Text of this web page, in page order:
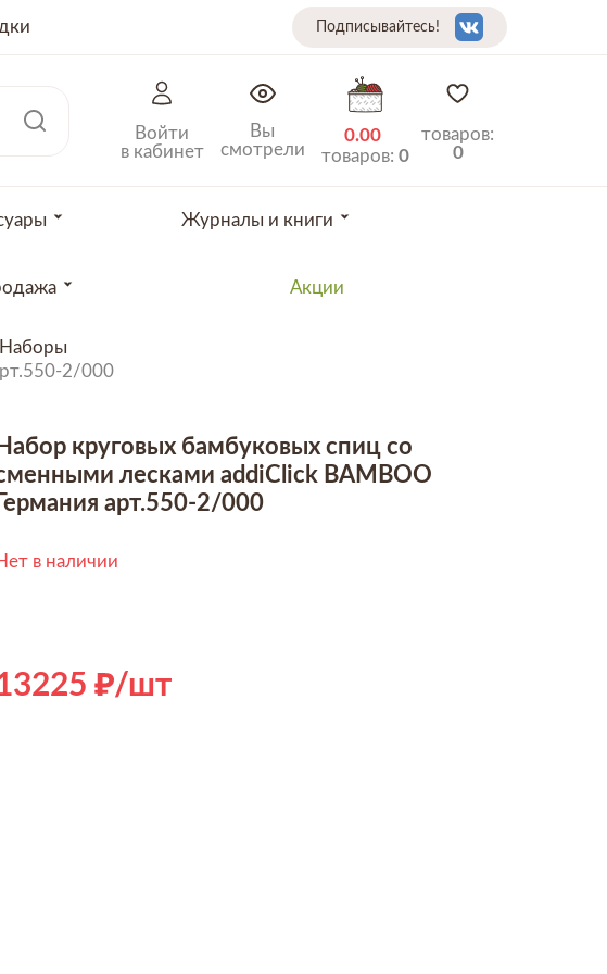
Подписывайтесь!
Войти
в кабинет
Вы
смотрели
0.00
товаров: 0
товаров:
0
Журналы и книги
Акции
Наборы
2/000
Набор круговых бамбуковых спиц со
лесками addiClick BAMBOO
Германия арт.550-2/000
в наличии
/шт